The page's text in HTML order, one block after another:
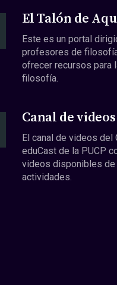
El Talón de
Este es un portal
profesores de
ofrecer recursos para
filosofía.
Canal de
El canal de videos del
eduCast de la PUCP
videos disponibles de
actividades.